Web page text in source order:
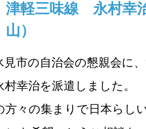
津軽三味線 永村幸
山）
見市の自治会の懇親会に
村幸治を派遣しました。
方々の集まりで日本らし